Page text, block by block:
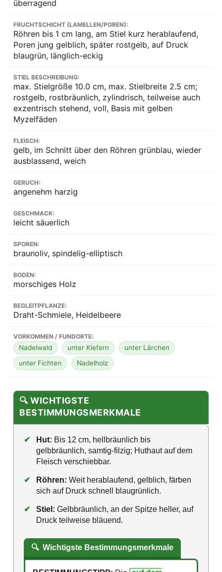
überragend
FRUCHTSCHICHT (LAMELLEN/POREN):
Röhren bis 1 cm lang, am Stiel kurz herablaufend,
Poren jung gelblich, später rostgelb, auf Druck
blaugrün, länglich-eckig
STIEL BESCHREIBUNG:
max. Stielgröße 10.0 cm, max. Stielbreite 2.5 cm;
rostgelb, rostbräunlich, zylindrisch, teilweise auch
exzentrisch stehend, voll, Basis mit gelben
Myzelfäden
FLEISCH:
gelb, im Schnitt über den Röhren grünblau, wieder
ausblassend, weich
GERUCH:
angenehm harzig
GESCHMACK:
leicht säuerlich
SPOREN:
braunoliv, spindelig-elliptisch
BODEN:
morschiges Holz
BEGLEITPFLANZE:
Draht-Schmiele, Heidelbeere
VORKOMMEN / FUNDORTE:
Nadelwald unter Kiefern
unter Lärchen
unter Fichten
Nadelholz
🔍 WICHTIGSTE
BESTIMMUNGSMERKMALE
✔ Hut: Bis 12 cm, hellbräunlich bis
gelbbräunlich, samtig-filzig; Huthaut auf dem
Fleisch verschiebbar.
✔ Röhren: Weit herablaufend, gelblich, färben
sich auf Druck schnell blaugrünlich.
✔ Stiel: Gelbbräunlich, an der Spitze heller, auf
Druck teilweise bläuend.
🔍 Wichtigste Bestimmungsmerkmale